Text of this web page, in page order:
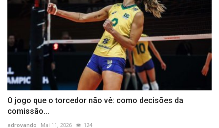
O jogo que o torcedor não vê: como decisões da
comissão...
adrovando Mai 11, 2026 124